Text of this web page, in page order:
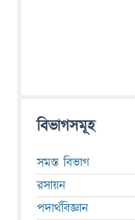
বিভাগসমূহ
সমস্ত বিভাগ
রসায়ন
পদার্থবিজ্ঞান